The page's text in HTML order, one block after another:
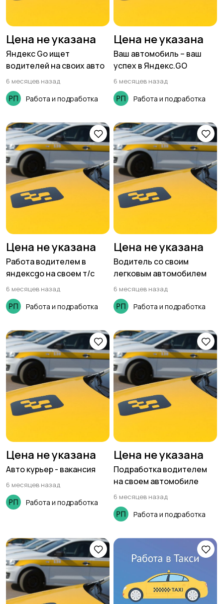
Цена не указана
Яндекс Go ищет
водителей на своих авто
6 месяцев назад
Работа и подработка
Цена не указана
Ваш автомобиль – ваш
успех в Яндекс.GO
6 месяцев назад
Работа и подработка
Цена не указана
Работа водителем в
яндексgo на своем т/с
6 месяцев назад
Работа и подработка
Цена не указана
Водитель со своим
легковым автомобилем
6 месяцев назад
Работа и подработка
Цена не указана
Авто курьер - вакансия
6 месяцев назад
Работа и подработка
Цена не указана
Подработка водителем
на своем автомобиле
6 месяцев назад
Работа и подработка